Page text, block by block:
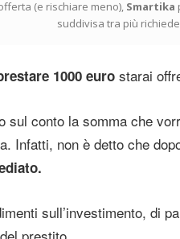
(e rischiare meno), Smartika
suddivisa tra più
1000 euro starai
sul conto la somma che
Infatti, non è detto che
sull’investimento, di